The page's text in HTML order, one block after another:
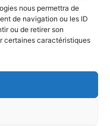
nous permettra de
de navigation ou les ID
ou de retirer son
certaines caractéristiques
2026